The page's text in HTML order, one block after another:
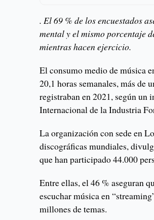
. El 69 % de los encuestados
mental y el mismo porcentaje
mientras hacen ejercicio.
El consumo medio de música
20,1 horas semanales, más de
registraban en 2021, según
Internacional de la Industria
La organización con sede en
discográficas mundiales,
que han participado 44.000
Entre ellas, el 46 % aseguran
escuchar música en
millones de temas.